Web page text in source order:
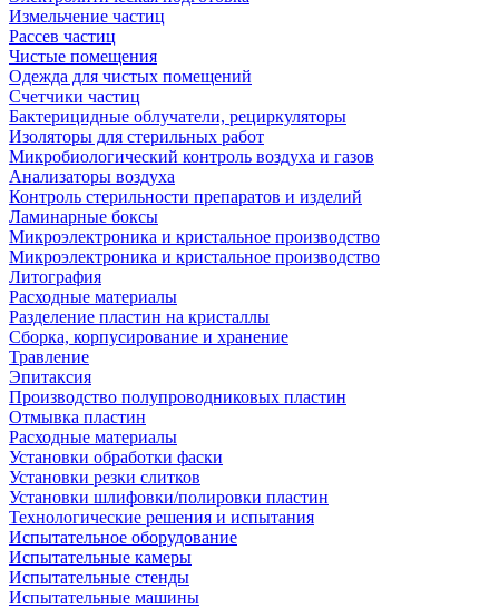
Измельчение частиц
Рассев частиц
Чистые помещения
Одежда для чистых помещений
Счетчики частиц
Бактерицидные облучатели, рециркуляторы
Изоляторы для стерильных работ
Микробиологический контроль воздуха и газов
Анализаторы воздуха
Контроль стерильности препаратов и изделий
Ламинарные боксы
Микроэлектроника и кристальное производство
Микроэлектроника и кристальное производство
Литография
Расходные материалы
Разделение пластин на кристаллы
Сборка, корпусирование и хранение
Травление
Эпитаксия
Производство полупроводниковых пластин
Отмывка пластин
Расходные материалы
Установки обработки фаски
Установки резки слитков
Установки шлифовки/полировки пластин
Технологические решения и испытания
Испытательное оборудование
Испытательные камеры
Испытательные стенды
Испытательные машины